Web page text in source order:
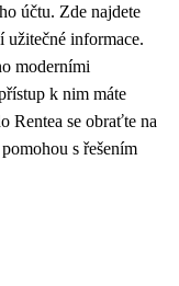
účtu. Zde najdete
užitečné informace.
moderními
k nim máte
Rentea se obraťte na
s řešením